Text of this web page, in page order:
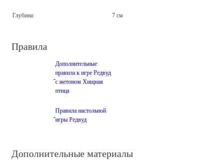
Глубина: 7 см
Правила
Дополнительные
правила к игре Редвуд
с жетоном Хищная
птица
Правила настольной
игры Редвуд
Дополнительные материалы